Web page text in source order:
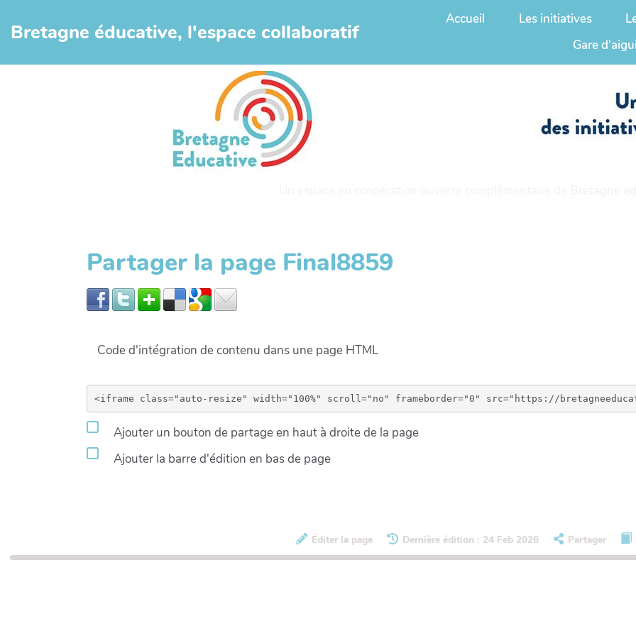
Bretagne éducative, l'espace collaboratif
Accueil Les initiatives
Gare
Partager la page Final8859
Code d'intégration de contenu dans une page HTML
Ajouter un bouton de partage en haut à droite de la page
Ajouter la barre d'édition en bas de page
Éditer la page Dernière édition : 24 Feb 2026 Partager